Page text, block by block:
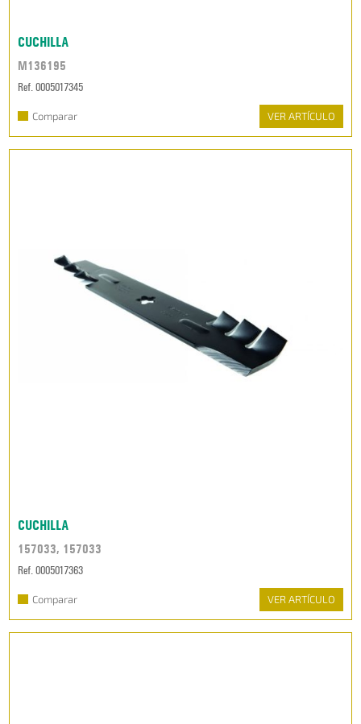
CUCHILLA
M136195
Ref. 0005017345
Comparar VER ARTÍCULO
CUCHILLA
157033, 157033
Ref. 0005017363
Comparar VER ARTÍCULO